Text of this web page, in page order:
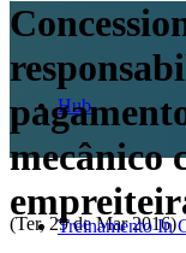
Hub
Treinamento In
mecânico
(Ter, 29 de Mar 2016)